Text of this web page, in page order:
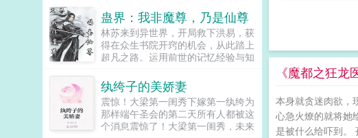
《魔都之狂
本身就贪迷肉欲，
心急火燎的就将她
是被什么给吓到。
的消息，你不是说等我长到十八岁，
就娶我的吗？小师妹，我开玩笑的，
你怎么就当真了！啊，老婆大人，你
听我解释，她们真就...
巅！首发rousewuvipωoо1⒏υip...
蛊界：我非魔尊，乃是仙尊
林苏来到异世界，开局救下洪易，获
得在众生书院开窍的机会，从此踏上
超凡之路。运用前世的记忆经验与知
脱束缚，潜龙升天。...
纨绔子的美娇妻
震惊！大梁第一闺秀下嫁第一纨绔为
那样端午圣会的第二天所有人都被这
个消息震惊了！大梁第一闺秀，未来